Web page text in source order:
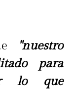
"nuestro
para
lo que